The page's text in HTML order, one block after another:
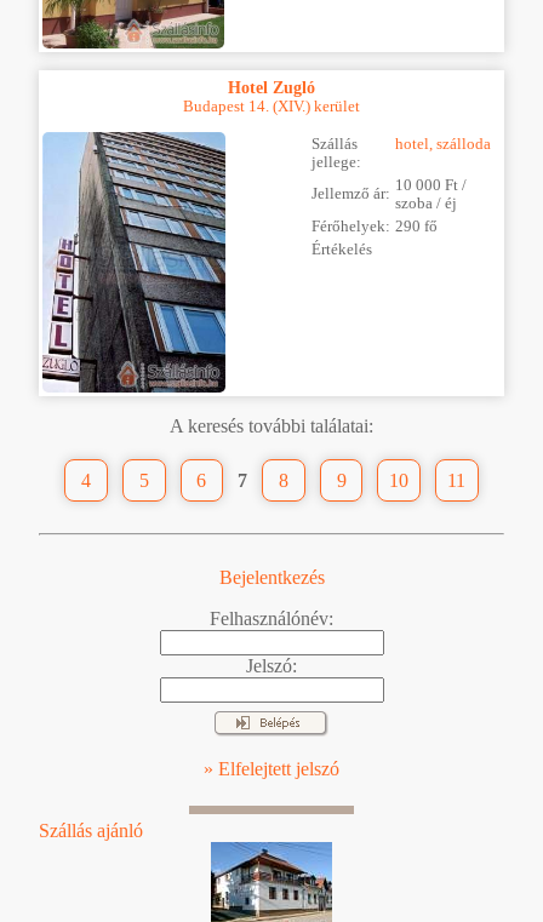
Hotel Zugló
Budapest 14. (XIV.) kerület
Szállás
jellege:
hotel, szálloda
Jellemző ár: 10 000 Ft /
szoba / éj
Férőhelyek: 290 fő
Értékelés
A keresés további találatai:
4 5 6 7 8 9 10 11
Bejelentkezés
Felhasználónév:
Jelszó:
» Elfelejtett jelszó
Szállás ajánló